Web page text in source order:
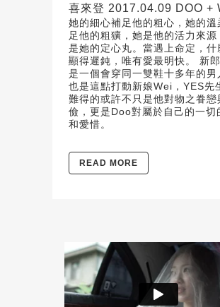
喜來登 2017.04.09 DOO +
她的細心補足他的粗心，她的溫
足他的粗獷，她是他的活力來源
是她的定心丸。當遇上命定，什
顯得遲鈍，唯有愛最明快。 新
是一個會穿同一雙鞋十多年的男
也是這點打動新娘Wei，YES先
難得的或許不只是他對物之眷戀
儉，更是Doo對屬於自己的一切
和愛惜。
READ MORE